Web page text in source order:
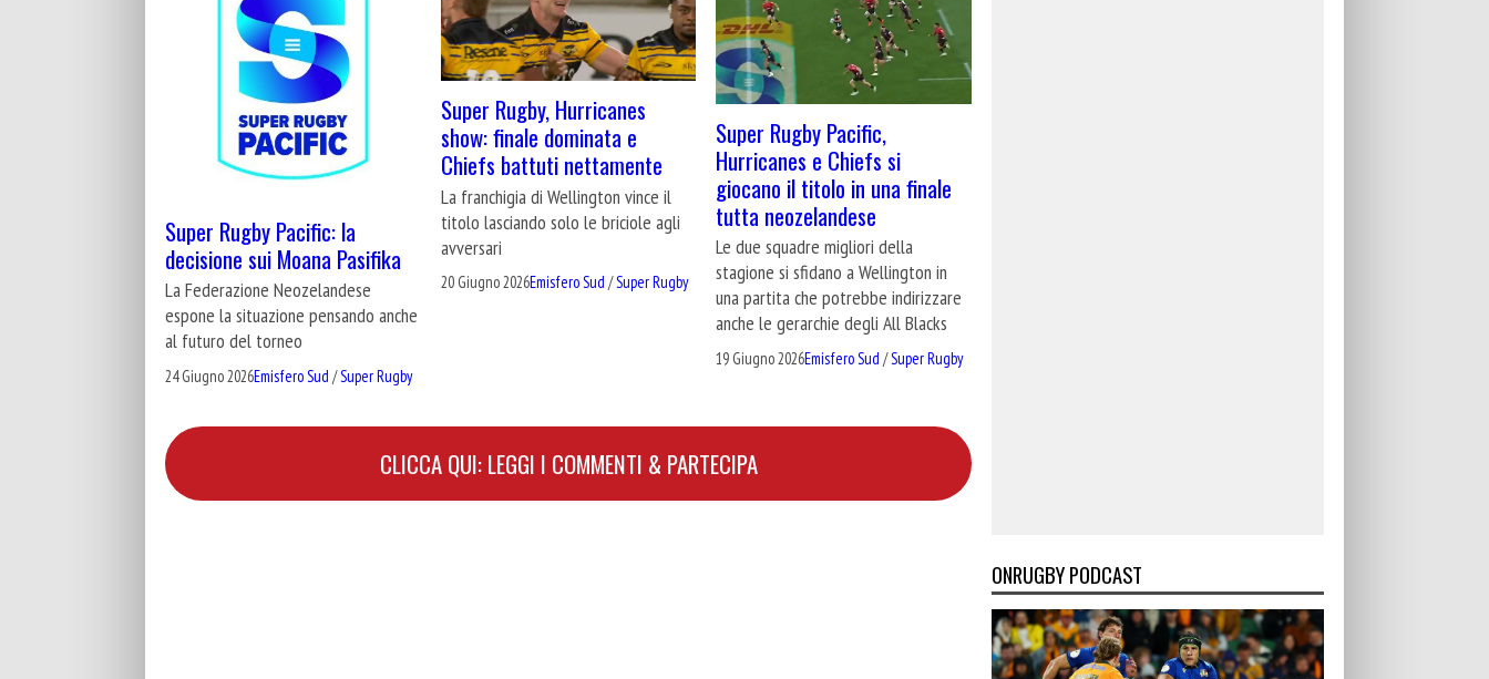
Super Rugby Pacific: la
decisione sui Moana Pasifika
La Federazione Neozelandese
espone la situazione pensando anche
al futuro del torneo
24 Giugno 2026Emisfero Sud /Super Rugby
Super Rugby, Hurricanes
show: finale dominata e
Chiefs battuti nettamente
La franchigia di Wellington vince il
titolo lasciando solo le briciole agli
avversari
20 Giugno 2026Emisfero Sud /Super Rugby
Super Rugby Pacific,
Hurricanes e Chiefs si
giocano il titolo in una finale
tutta neozelandese
Le due squadre migliori della
stagione si sfidano a Wellington in
una partita che potrebbe indirizzare
anche le gerarchie degli All Blacks
19 Giugno 2026Emisfero Sud /Super Rugby
CLICCA QUI: LEGGI I COMMENTI & PARTECIPA
ONRUGBY PODCAST